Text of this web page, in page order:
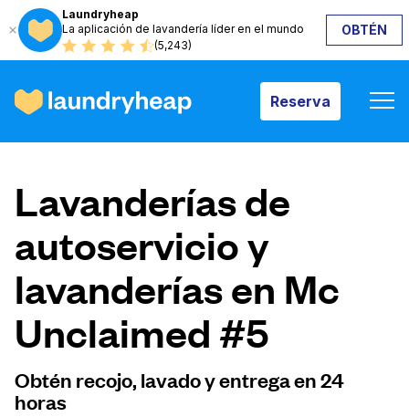
Laundryheap
La aplicación de lavandería líder en el mundo
(5,243)
OBTÉN
Reserva
Reserva
Cómo funciona
Precios y servicios
Quiénes somos
Lavanderías de
autoservicio y
lavanderías en Mc
Unclaimed #5
Obtén recojo, lavado y entrega en 24
horas